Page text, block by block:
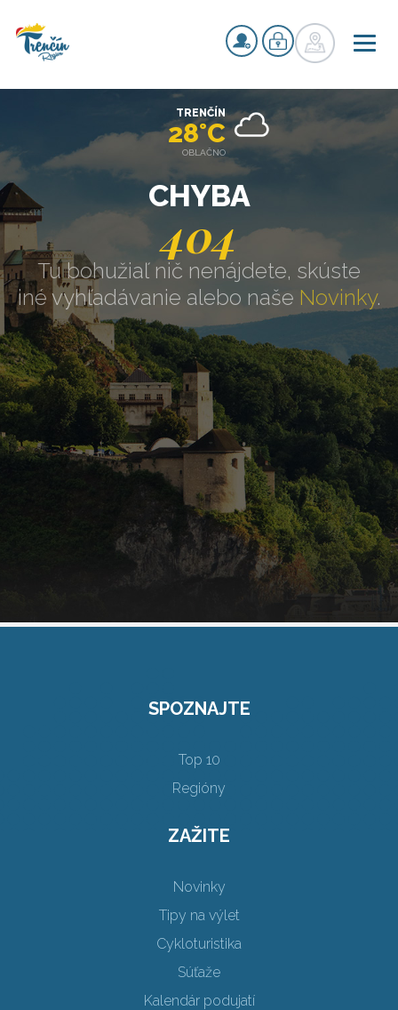
CHYBA
404
Tu bohužiaľ nič nenájdete, skúste
iné vyhľadávanie alebo naše Novinky.
TRENČÍN
28°C
OBLAČNO
SPOZNAJTE
Top 10
Regióny
ZAŽITE
Novinky
Tipy na výlet
Cykloturistika
Súťaže
Kalendár podujatí